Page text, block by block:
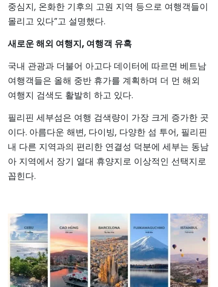
중심지, 온화한 기후의 고원 지역 등으로 여행객들이
몰리고 있다”고 설명했다.
새로운 해외 여행지, 여행객 유혹
국내 관광과 더불어 아고다 데이터에 따르면 베트남
여행객들은 올해 중반 휴가를 계획하며 더 먼 해외
여행지 검색도 활발히 하고 있다.
필리핀 세부섬은 여행 검색량이 가장 크게 증가한 곳
이다. 아름다운 해변, 다이빙, 다양한 섬 투어, 필리핀
내 다른 지역과의 편리한 연결성 덕분에 세부는 동남
아 지역에서 장기 열대 휴양지로 이상적인 선택지로
꼽힌다.